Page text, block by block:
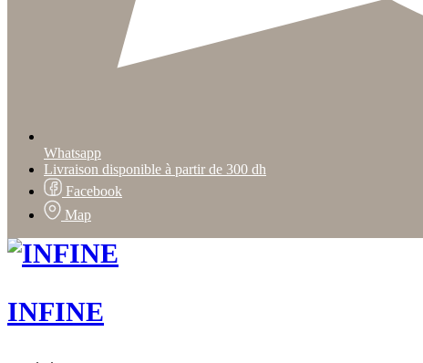
Whatsapp
Livraison disponible à partir de 300 dh
Facebook
Map
INFINE